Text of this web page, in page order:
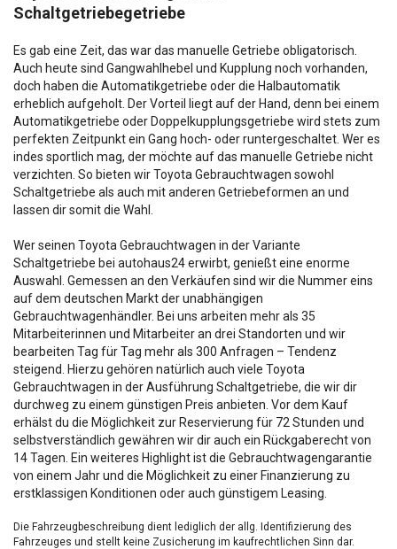
Schaltgetriebegetriebe
Es gab eine Zeit, das war das manuelle Getriebe obligatorisch.
Auch heute sind Gangwahlhebel und Kupplung noch vorhanden,
doch haben die Automatikgetriebe oder die Halbautomatik
erheblich aufgeholt. Der Vorteil liegt auf der Hand, denn bei einem
Automatikgetriebe oder Doppelkupplungsgetriebe wird stets zum
perfekten Zeitpunkt ein Gang hoch- oder runtergeschaltet. Wer es
indes sportlich mag, der möchte auf das manuelle Getriebe nicht
verzichten. So bieten wir Toyota Gebrauchtwagen sowohl
Schaltgetriebe als auch mit anderen Getriebeformen an und
lassen dir somit die Wahl.
Wer seinen Toyota Gebrauchtwagen in der Variante
Schaltgetriebe bei autohaus24 erwirbt, genießt eine enorme
Auswahl. Gemessen an den Verkäufen sind wir die Nummer eins
auf dem deutschen Markt der unabhängigen
Gebrauchtwagenhändler. Bei uns arbeiten mehr als 35
Mitarbeiterinnen und Mitarbeiter an drei Standorten und wir
bearbeiten Tag für Tag mehr als 300 Anfragen – Tendenz
steigend. Hierzu gehören natürlich auch viele Toyota
Gebrauchtwagen in der Ausführung Schaltgetriebe, die wir dir
durchweg zu einem günstigen Preis anbieten. Vor dem Kauf
erhälst du die Möglichkeit zur Reservierung für 72 Stunden und
selbstverständlich gewähren wir dir auch ein Rückgaberecht von
14 Tagen. Ein weiteres Highlight ist die Gebrauchtwagengarantie
von einem Jahr und die Möglichkeit zu einer Finanzierung zu
erstklassigen Konditionen oder auch günstigem Leasing.
Die Fahrzeugbeschreibung dient lediglich der allg. Identifizierung des
Fahrzeuges und stellt keine Zusicherung im kaufrechtlichen Sinn dar.